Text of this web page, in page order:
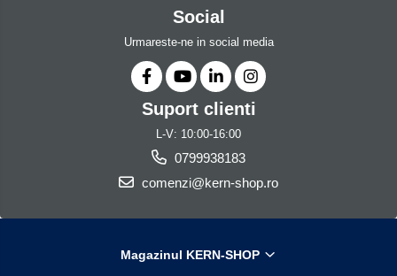
Social
Urmareste-ne in social media
Suport clienti
L-V: 10:00-16:00
0799938183
comenzi@kern-shop.ro
Magazinul KERN-SHOP